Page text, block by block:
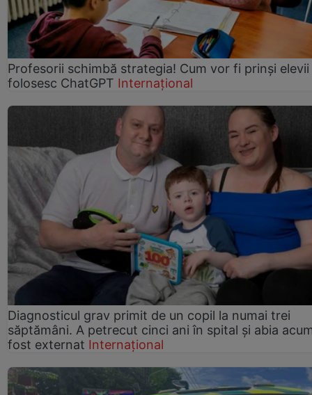
Profesorii schimbă strategia! Cum vor fi prinși elevii
folosesc ChatGPT Internațional
Diagnosticul grav primit de un copil la numai trei
săptămâni. A petrecut cinci ani în spital și abia
fost externat Internațional